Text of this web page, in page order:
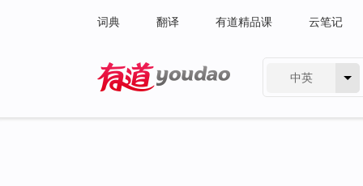
词典 翻译 有道精品课 云笔记
中英